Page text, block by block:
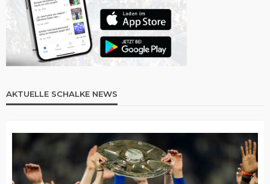
AKTUELLE SCHALKE NEWS